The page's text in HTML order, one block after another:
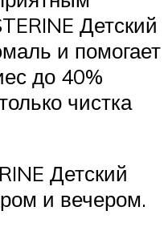
Детский
и помогает
до 40%
чистка
Детский
и вечером.